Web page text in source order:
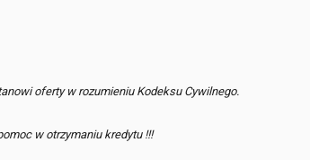
oferty w rozumieniu Kodeksu Cywilnego.
w otrzymaniu kredytu !!!